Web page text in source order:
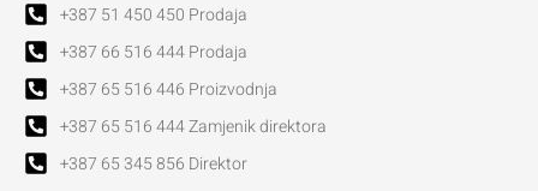
+387 51 450 450 Prodaja
+387 66 516 444 Prodaja
+387 65 516 446 Proizvodnja
+387 65 516 444 Zamjenik direktora
+387 65 345 856 Direktor